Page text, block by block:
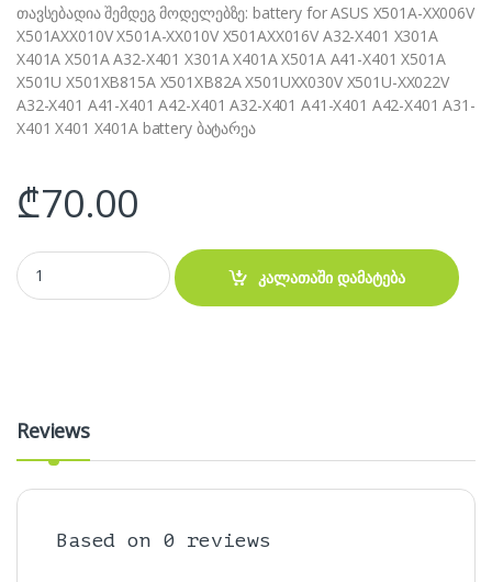
თავსებადია შემდეგ მოდელებზე: battery for ASUS X501A-XX006V
X501AXX010V X501A-XX010V X501AXX016V A32-X401 X301A
X401A X501A A32-X401 X301A X401A X501A A41-X401 X501A
X501U X501XB815A X501XB82A X501UXX030V X501U-XX022V
A32-X401 A41-X401 A42-X401 A32-X401 A41-X401 A42-X401 A31-
X401 X401 X401A battery ბატარეა
₾70.00
აკუმულატორი- ASUS X301 X401 X501 battery quantity
კალათაში დამატება
Reviews
Based on 0 reviews